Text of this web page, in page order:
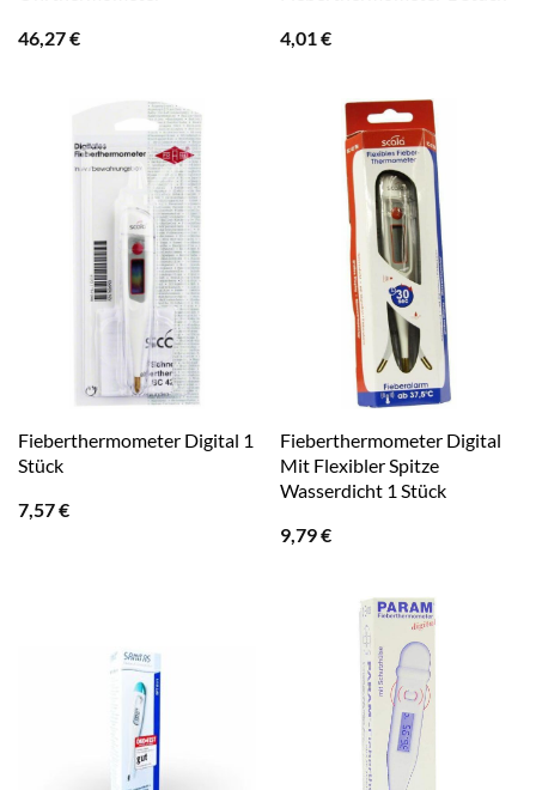
46,27€
4,01 €
Fieberthermometer Digital 1
Stück
7,57€
Fieberthermometer Digital
Mit Flexibler Spitze
Wasserdicht 1 Stück
9,79€